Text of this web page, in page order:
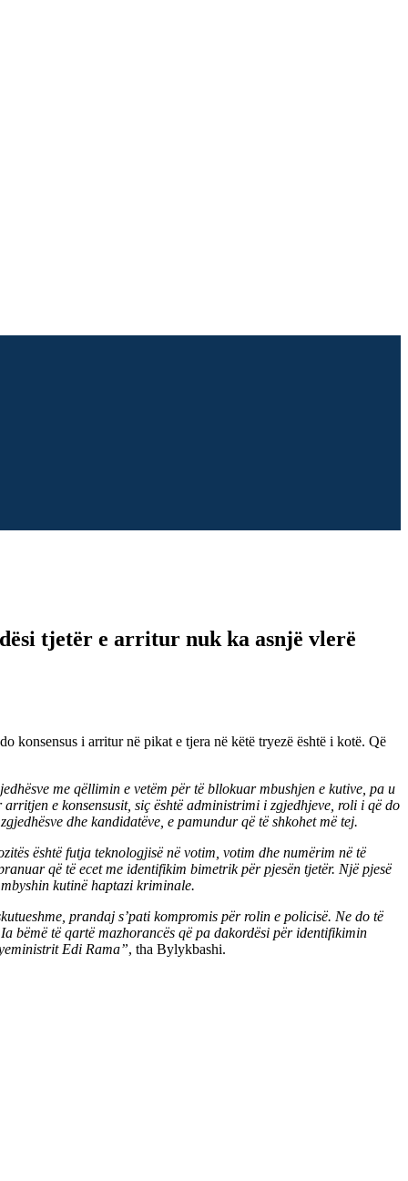
tjetër e arritur nuk ka asnjë vlerë
konsensus i arritur në pikat e tjera në këtë tryezë është i kotë. Që
me qëllimin e vetëm për të bllokuar mbushjen e kutive, pa u
e konsensusit, siç është administrimi i zgjedhjeve, roli i që do
dhe kandidatëve, e pamundur që të shkohet më tej.
është futja teknologjisë në votim, votim dhe numërim në të
që të ecet me identifikim bimetrik për pjesën tjetër. Një pjesë
kutinë haptazi kriminale.
prandaj s’pati kompromis për rolin e policisë. Ne do të
bëmë të qartë mazhorancës që pa dakordësi për identifikimin
Edi Rama”, tha Bylykbashi.